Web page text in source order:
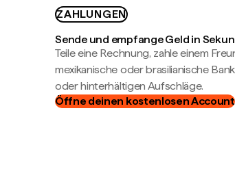
ZAHLUNGEN
Sende und empfange Geld in
Teile eine Rechnung, zahle einem
mexikanische oder brasilianische
oder hinterhältigen Aufschläge.
Öffne deinen kostenlosen Account